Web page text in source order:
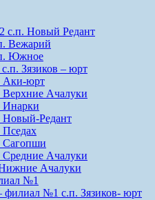
с.п. Новый Редант
Вежарий
Южное
Зязиков – юрт
Аки-юрт
Верхние Ачалуки
Инарки
Новый-Редант
Пседах
Сагопши
Средние Ачалуки
Ачалуки
№1
№1 с.п. Зязиков- юрт